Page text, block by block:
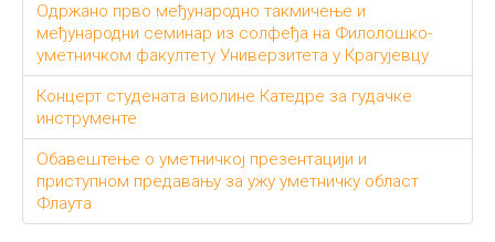
Одржано прво међународно такмичење и
међународни семинар из солфеђа на Филолошко-
уметничком факултету Универзитета у Крагујевцу
Концерт студената виолине Катедре за гудачке
инструменте
Обавештење о уметничкој презентацији и
приступном предавању за ужу уметничку област
Флаута